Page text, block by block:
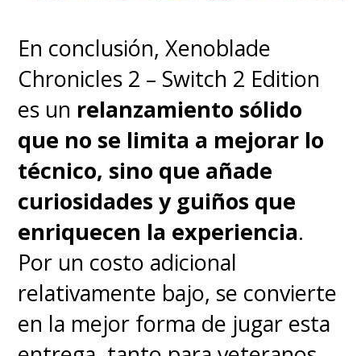
animación como un medio
que permite acrecentar todo
En conclusión, Xenoblade
Chronicles 2 – Switch 2 Edition
es un relanzamiento sólido
que no se limita a mejorar lo
técnico, sino que añade
curiosidades y guiños que
enriquecen la experiencia.
Por un costo adicional
relativamente bajo, se convierte
en la mejor forma de jugar esta